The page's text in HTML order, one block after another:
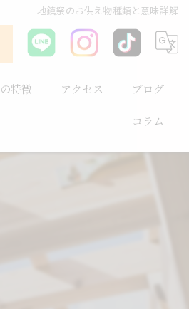
地鎮祭のお供え物種類と意味詳解
特徴 アクセス ブログ
コラム